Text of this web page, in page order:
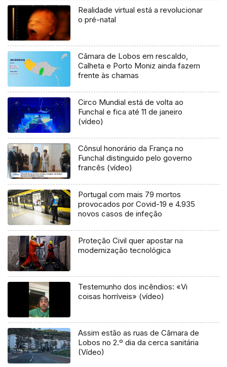
Realidade virtual está a revolucionar
o pré-natal
Câmara de Lobos em rescaldo,
Calheta e Porto Moniz ainda fazem
frente às chamas
Circo Mundial está de volta ao
Funchal e fica até 11 de janeiro
(vídeo)
Cônsul honorário da França no
Funchal distinguido pelo governo
francês (vídeo)
Portugal com mais 79 mortos
provocados por Covid-19 e 4.935
novos casos de infeção
Proteção Civil quer apostar na
modernização tecnológica
Testemunho dos incêndios: «Vi
coisas horríveis» (vídeo)
Assim estão as ruas de Câmara de
Lobos no 2.º dia da cerca sanitária
(Vídeo)